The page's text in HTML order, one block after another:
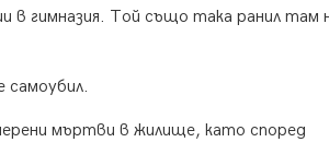
гимназия. Той също така ранил там
мъртви в жилище, като според